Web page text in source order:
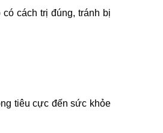
cách trị đúng, tránh bị
tiêu cực đến sức khỏe